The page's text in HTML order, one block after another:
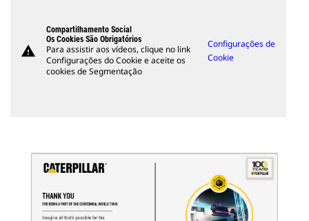
warning
Compartilhamento Social
Os Cookies São Obrigatórios
Para assistir aos vídeos, clique no link
Configurações do Cookie e aceite os
cookies de Segmentação
Configurações de
Cookie